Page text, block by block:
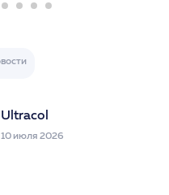
Ultracol
10 июля 2026